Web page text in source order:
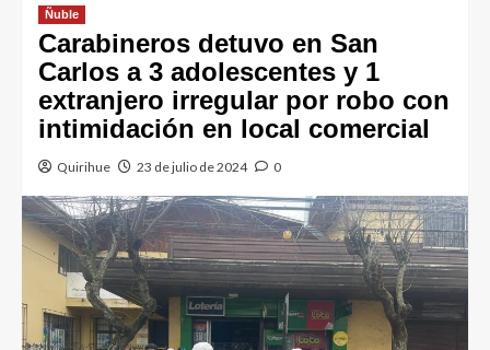
Ñuble
Carabineros detuvo en San
Carlos a 3 adolescentes y 1
extranjero irregular por robo con
intimidación en local comercial
Quirihue 23 de julio de 2024 0